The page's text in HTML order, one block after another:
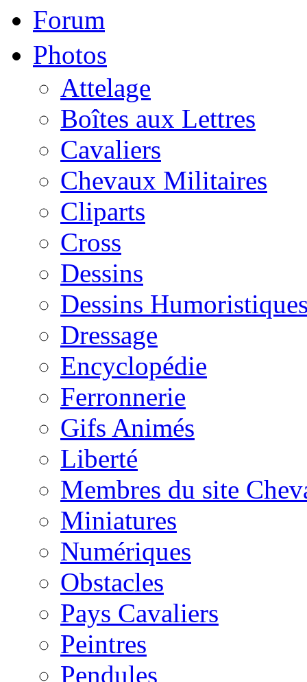
Forum
Photos
Attelage
Boîtes aux Lettres
Cavaliers
Chevaux Militaires
Cliparts
Cross
Dessins
Dessins
Dressage
Encyclopédie
Ferronnerie
Gifs Animés
Liberté
Membres du site
Miniatures
Numériques
Obstacles
Pays Cavaliers
Peintres
Pendules